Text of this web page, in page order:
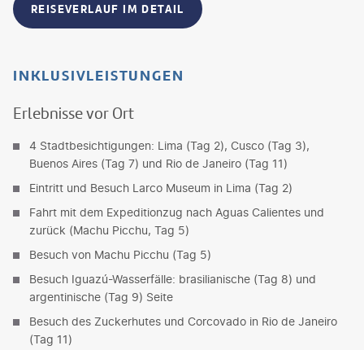
REISEVERLAUF IM DETAIL
INKLUSIVLEISTUNGEN
Erlebnisse vor Ort
4 Stadtbesichtigungen: Lima (Tag 2), Cusco (Tag 3),
Buenos Aires (Tag 7) und Rio de Janeiro (Tag 11)
Eintritt und Besuch Larco Museum in Lima (Tag 2)
Fahrt mit dem Expeditionzug nach Aguas Calientes und
zurück (Machu Picchu, Tag 5)
Besuch von Machu Picchu (Tag 5)
Besuch Iguazú-Wasserfälle: brasilianische (Tag 8) und
argentinische (Tag 9) Seite
Besuch des Zuckerhutes und Corcovado in Rio de Janeiro
(Tag 11)